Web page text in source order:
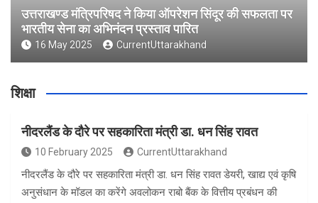
उत्तराखण्ड मंत्रिपरिषद ने किया ऑपरेशन सिंदूर की सफलता पर
भारतीय सेना का अभिनंदन प्रस्ताव पारित
16 May 2025 CurrentUttarakhand
शिक्षा
नीदरलैंड के दौरे पर सहकारिता मंत्री डा. धन सिंह रावत
10 February 2025 CurrentUttarakhand
नीदरलैंड के दौरे पर सहकारिता मंत्री डा. धन सिंह रावत डेयरी, खाद्य एवं कृषि
अनुसंधान के मॉडल का करेंगे अवलोकन राबो बैंक के वित्तीय प्रबंधन की